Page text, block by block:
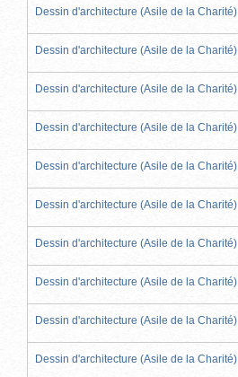
Dessin d'architecture (Asile de la Charité)
Dessin d'architecture (Asile de la Charité)
Dessin d'architecture (Asile de la Charité)
Dessin d'architecture (Asile de la Charité)
Dessin d'architecture (Asile de la Charité)
Dessin d'architecture (Asile de la Charité)
Dessin d'architecture (Asile de la Charité)
Dessin d'architecture (Asile de la Charité)
Dessin d'architecture (Asile de la Charité)
Dessin d'architecture (Asile de la Charité)